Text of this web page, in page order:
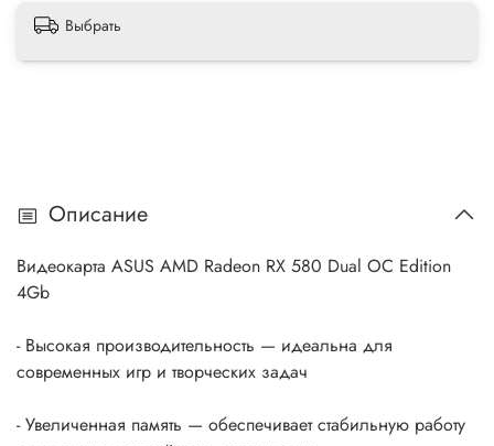
Выбрать
Описание
Видеокарта ASUS AMD Radeon RX 580 Dual OC Edition
4Gb
- Высокая производительность — идеальна для
современных игр и творческих задач
- Увеличенная память — обеспечивает стабильную работу